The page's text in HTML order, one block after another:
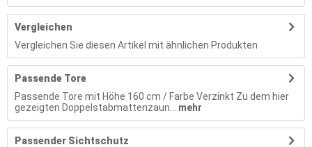
Vergleichen
Vergleichen Sie diesen Artikel mit ähnlichen Produkten
Passende Tore
Passende Tore mit Höhe 160 cm / Farbe Verzinkt Zu dem hier
gezeigten Doppelstabmattenzaun...
mehr
Passender Sichtschutz